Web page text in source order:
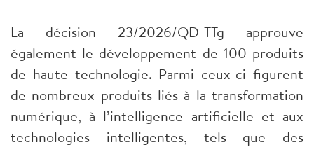
La décision 23/2026/QD-TTg approuve
également le développement de 100 produits
de haute technologie. Parmi ceux-ci figurent
de nombreux produits liés à la transformation
numérique, à l’intelligence artificielle et aux
technologies intelligentes, tels que des